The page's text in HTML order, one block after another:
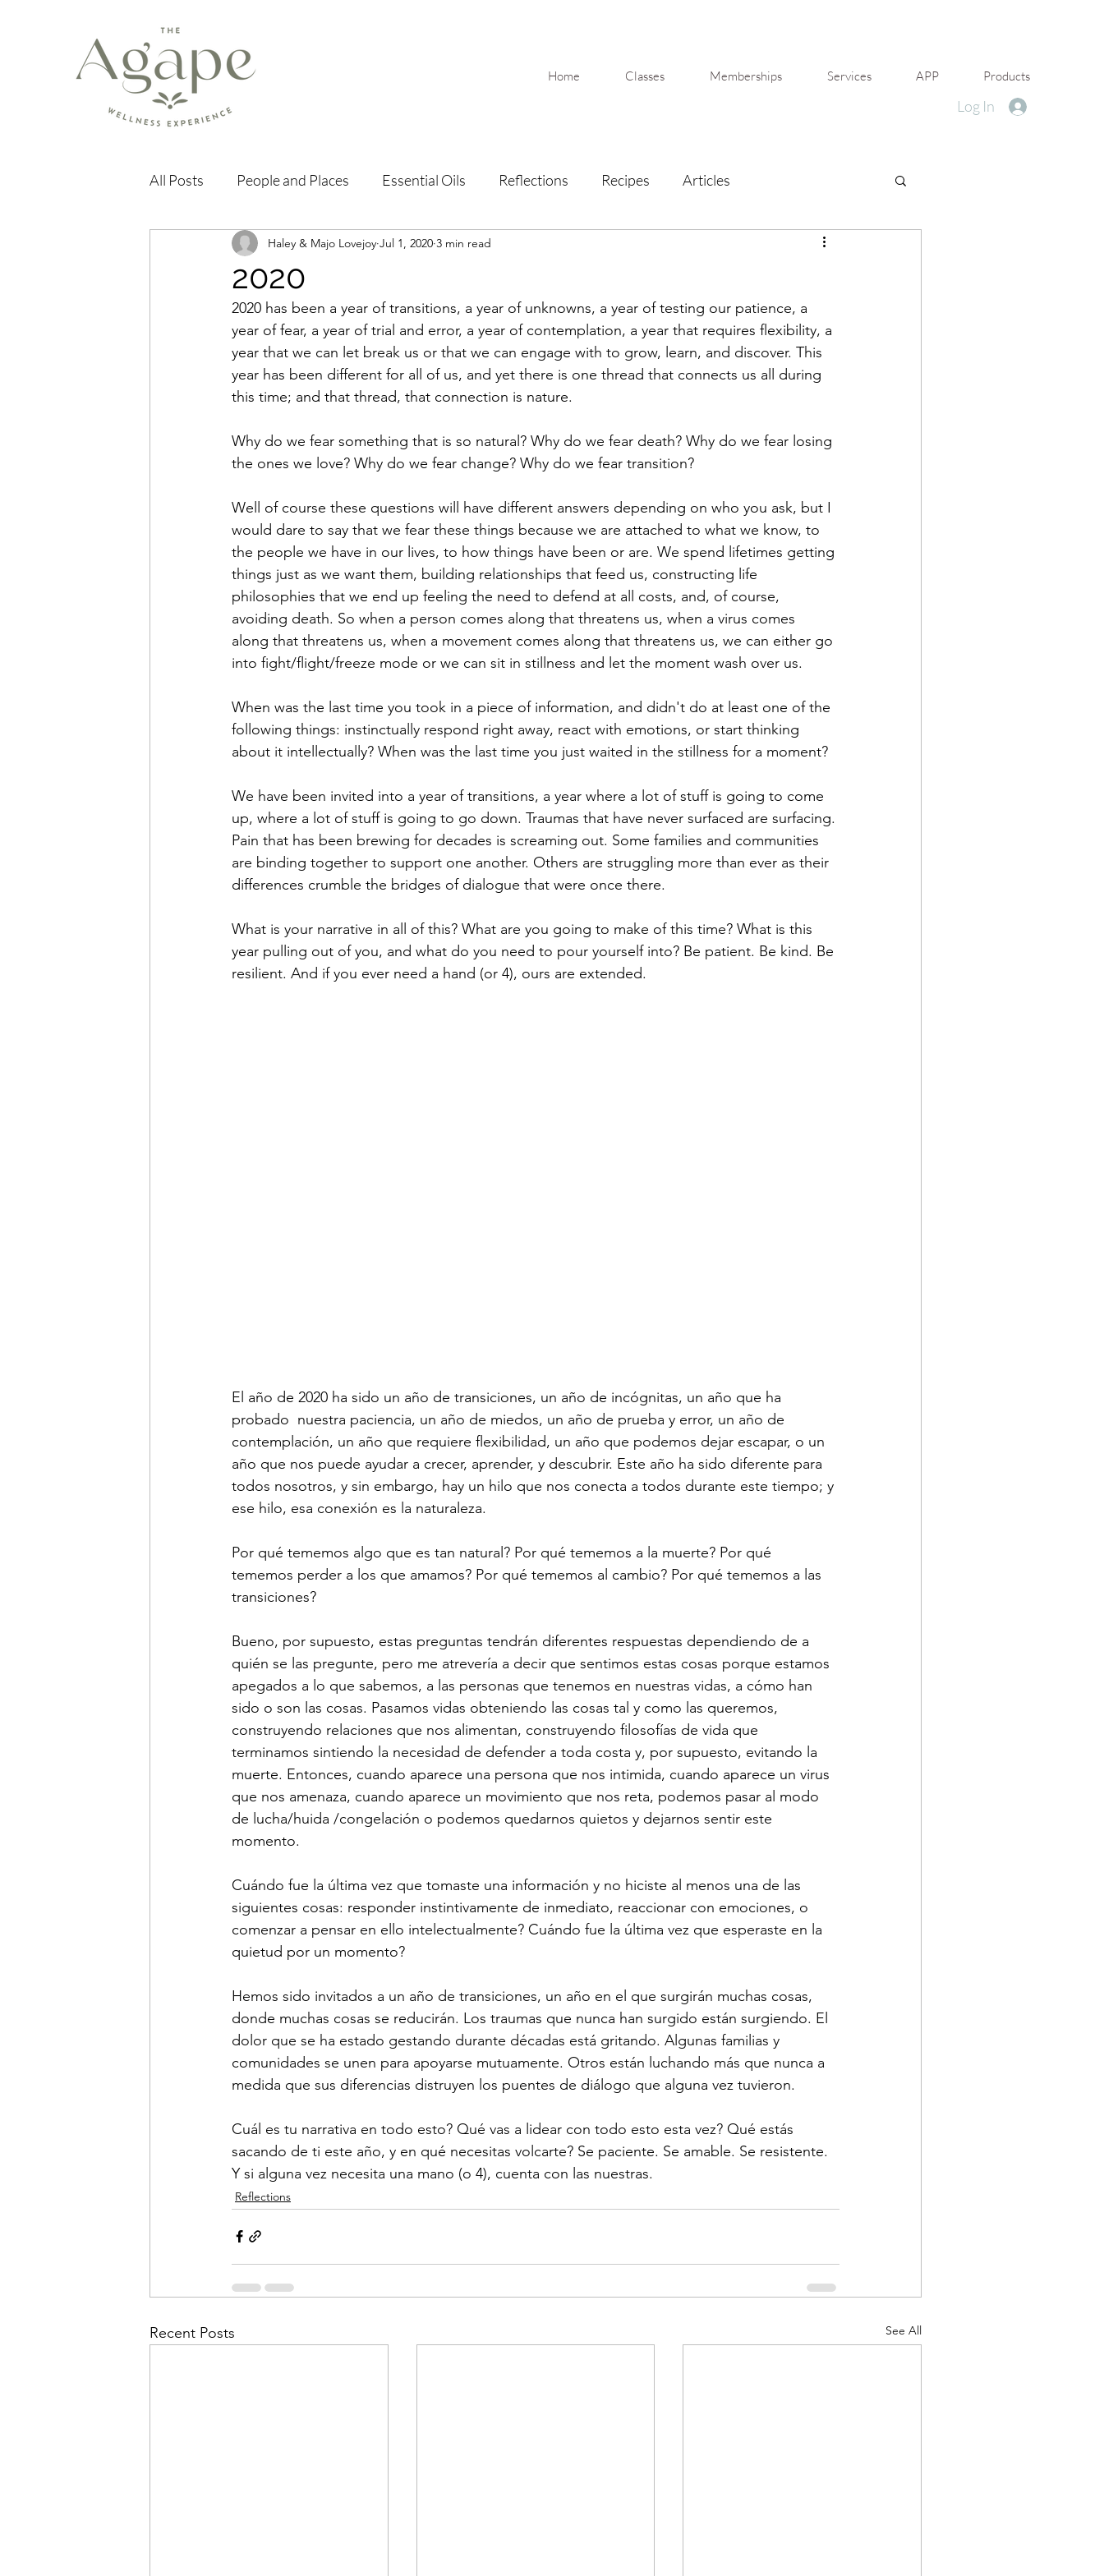
Home Classes Memberships Services APP Products
Log In
All Posts People and Places Essential Oils Reflections Recipes Articles
2020
Haley & Majo Lovejoy Jul 1, 2020 3 min read
2020 has been a year of transitions, a year of unknowns, a year of testing our patience, a
year of fear, a year of trial and error, a year of contemplation, a year that requires flexibility, a
year that we can let break us or that we can engage with to grow, learn, and discover. This
year has been different for all of us, and yet there is one thread that connects us all during
this time; and that thread, that connection is nature.
Why do we fear something that is so natural? Why do we fear death? Why do we fear losing
the ones we love? Why do we fear change? Why do we fear transition?
Well of course these questions will have different answers depending on who you ask, but I
would dare to say that we fear these things because we are attached to what we know, to
the people we have in our lives, to how things have been or are. We spend lifetimes getting
things just as we want them, building relationships that feed us, constructing life
philosophies that we end up feeling the need to defend at all costs, and, of course,
avoiding death. So when a person comes along that threatens us, when a virus comes
along that threatens us, when a movement comes along that threatens us, we can either go
into fight/flight/freeze mode or we can sit in stillness and let the moment wash over us.
When was the last time you took in a piece of information, and didn't do at least one of the
following things: instinctually respond right away, react with emotions, or start thinking
about it intellectually? When was the last time you just waited in the stillness for a moment?
We have been invited into a year of transitions, a year where a lot of stuff is going to come
up, where a lot of stuff is going to go down. Traumas that have never surfaced are surfacing.
Pain that has been brewing for decades is screaming out. Some families and communities
are binding together to support one another. Others are struggling more than ever as their
differences crumble the bridges of dialogue that were once there.
What is your narrative in all of this? What are you going to make of this time? What is this
year pulling out of you, and what do you need to pour yourself into? Be patient. Be kind. Be
resilient. And if you ever need a hand (or 4), ours are extended.
El año de 2020 ha sido un año de transiciones, un año de incógnitas, un año que ha
probado  nuestra paciencia, un año de miedos, un año de prueba y error, un año de
contemplación, un año que requiere flexibilidad, un año que podemos dejar escapar, o un
año que nos puede ayudar a crecer, aprender, y descubrir. Este año ha sido diferente para
todos nosotros, y sin embargo, hay un hilo que nos conecta a todos durante este tiempo; y
ese hilo, esa conexión es la naturaleza.
Por qué tememos algo que es tan natural? Por qué tememos a la muerte? Por qué
tememos perder a los que amamos? Por qué tememos al cambio? Por qué tememos a las
transiciones?
Bueno, por supuesto, estas preguntas tendrán diferentes respuestas dependiendo de a
quién se las pregunte, pero me atrevería a decir que sentimos estas cosas porque estamos
apegados a lo que sabemos, a las personas que tenemos en nuestras vidas, a cómo han
sido o son las cosas. Pasamos vidas obteniendo las cosas tal y como las queremos,
construyendo relaciones que nos alimentan, construyendo filosofías de vida que
terminamos sintiendo la necesidad de defender a toda costa y, por supuesto, evitando la
muerte. Entonces, cuando aparece una persona que nos intimida, cuando aparece un virus
que nos amenaza, cuando aparece un movimiento que nos reta, podemos pasar al modo
de lucha/huida /congelación o podemos quedarnos quietos y dejarnos sentir este
momento.
Cuándo fue la última vez que tomaste una información y no hiciste al menos una de las
siguientes cosas: responder instintivamente de inmediato, reaccionar con emociones, o
comenzar a pensar en ello intelectualmente? Cuándo fue la última vez que esperaste en la
quietud por un momento?
Hemos sido invitados a un año de transiciones, un año en el que surgirán muchas cosas,
donde muchas cosas se reducirán. Los traumas que nunca han surgido están surgiendo. El
dolor que se ha estado gestando durante décadas está gritando. Algunas familias y
comunidades se unen para apoyarse mutuamente. Otros están luchando más que nunca a
medida que sus diferencias distruyen los puentes de diálogo que alguna vez tuvieron.
Cuál es tu narrativa en todo esto? Qué vas a lidear con todo esto esta vez? Qué estás
sacando de ti este año, y en qué necesitas volcarte? Se paciente. Se amable. Se resistente.
Y si alguna vez necesita una mano (o 4), cuenta con las nuestras.
Reflections
Recent Posts See All